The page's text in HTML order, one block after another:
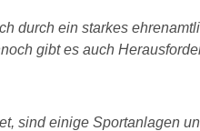
durch ein starkes
gibt es auch
sind einige Sportanlagen